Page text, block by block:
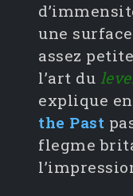
une
assez
l’art du
explique
the Past
flegme